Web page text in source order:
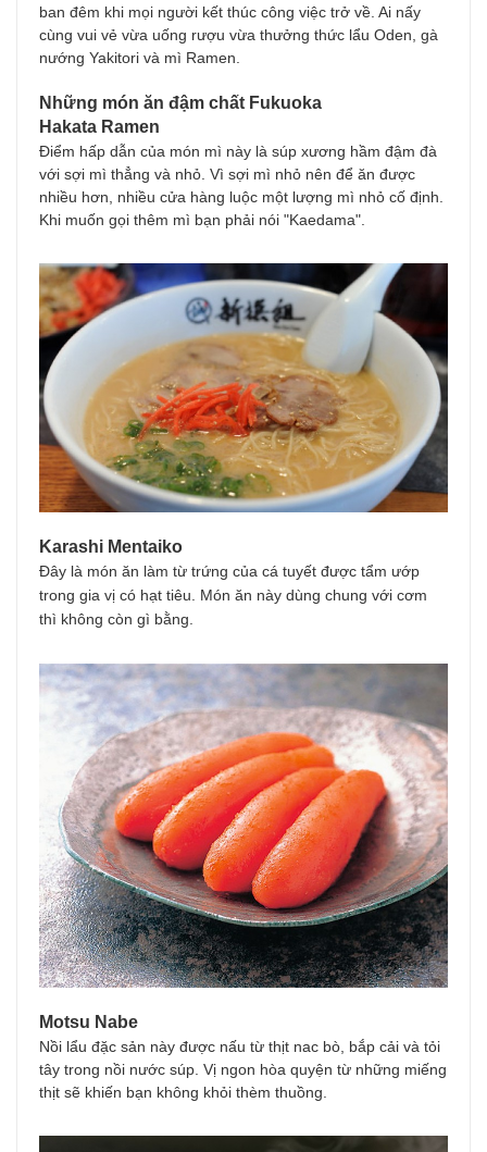
ban đêm khi mọi người kết thúc công việc trở về. Ai nấy
cùng vui vẻ vừa uống rượu vừa thưởng thức lẩu Oden, gà
nướng Yakitori và mì Ramen.
Những món ăn đậm chất Fukuoka
Hakata Ramen
Điểm hấp dẫn của món mì này là súp xương hầm đậm đà
với sợi mì thẳng và nhỏ. Vì sợi mì nhỏ nên để ăn được
nhiều hơn, nhiều cửa hàng luộc một lượng mì nhỏ cố định.
Khi muốn gọi thêm mì bạn phải nói "Kaedama".
Karashi Mentaiko
Đây là món ăn làm từ trứng của cá tuyết được tẩm ướp
trong gia vị có hạt tiêu. Món ăn này dùng chung với cơm
thì không còn gì bằng.
Motsu Nabe
Nồi lẩu đặc sản này được nấu từ thịt nac bò, bắp cải và tỏi
tây trong nồi nước súp. Vị ngon hòa quyện từ những miếng
thịt sẽ khiến bạn không khỏi thèm thuồng.